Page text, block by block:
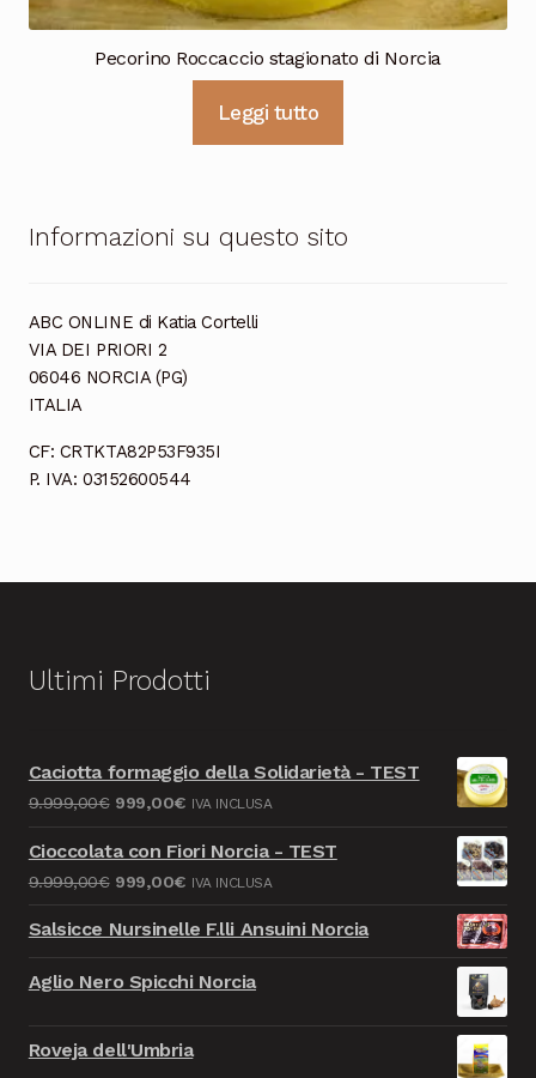
Pecorino Roccaccio stagionato di Norcia
Leggi tutto
Informazioni su questo sito
ABC ONLINE di Katia Cortelli
VIA DEI PRIORI 2
06046 NORCIA (PG)
ITALIA
CF: CRTKTA82P53F935I
P. IVA: 03152600544
Ultimi Prodotti
Caciotta formaggio della Solidarietà - TEST
9.999,00€ Il
originale
era:
9.999,00€.
999,00€Il
attuale
è:
999,00€.
IVA INCLUSA
Cioccolata con Fiori Norcia - TEST
9.999,00€ Il
originale
9.999,00€.
999,00€Il
attuale
IVA INCLUSA
Salsicce Nursinelle F.lli Ansuini Norcia
Aglio Nero Spicchi Norcia
Roveja dell'Umbria